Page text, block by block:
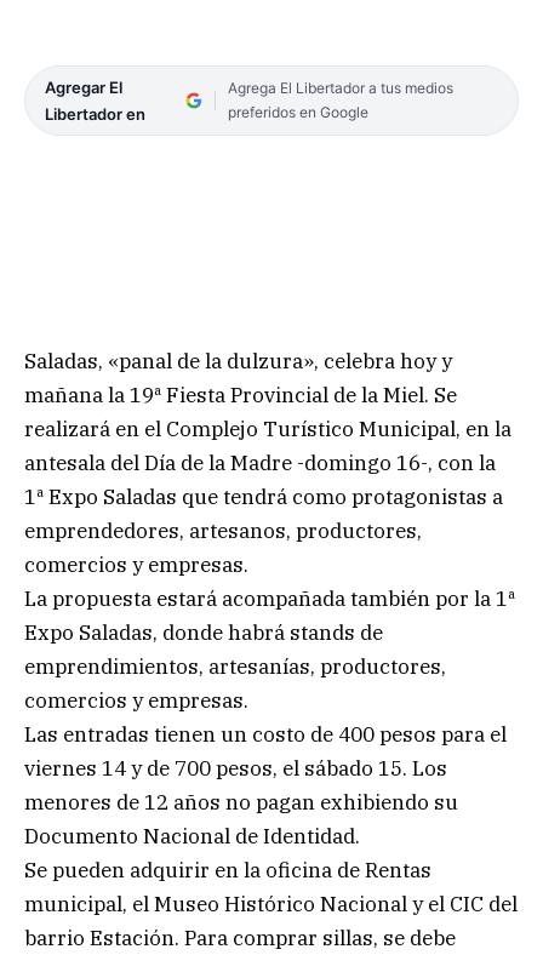
Agregar El
Libertador en
Agrega El Libertador a tus medios
preferidos en Google
Saladas, «panal de la dulzura», celebra hoy y
mañana la 19ª Fiesta Provincial de la Miel. Se
realizará en el Complejo Turístico Municipal, en la
antesala del Día de la Madre -domingo 16-, con la
1ª Expo Saladas que tendrá como protagonistas a
emprendedores, artesanos, productores,
comercios y empresas.
La propuesta estará acompañada también por la 1ª
Expo Saladas, donde habrá stands de
emprendimientos, artesanías, productores,
comercios y empresas.
Las entradas tienen un costo de 400 pesos para el
viernes 14 y de 700 pesos, el sábado 15. Los
menores de 12 años no pagan exhibiendo su
Documento Nacional de Identidad.
Se pueden adquirir en la oficina de Rentas
municipal, el Museo Histórico Nacional y el CIC del
barrio Estación. Para comprar sillas, se debe